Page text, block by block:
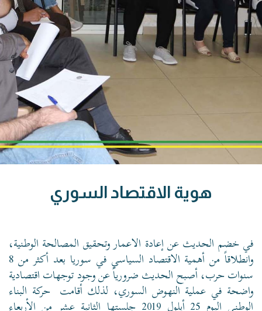
هوية الاقتصاد السوري
في خضم الحديث عن إعادة الاعمار وتحقيق المصالحة الوطنية،
وانطلاقاً من أهمية الاقتصاد السياسي في سوريا بعد أكثر من 8
سنوات حرب، أصبح الحديث ضرورياً عن وجود توجهات اقتصادية
واضحة في عملية النهوض السوري، لذلك أقامت حركة البناء
الوطني اليوم 25 أيلول 2019 جلستها الثانية عشر من الأربعاء